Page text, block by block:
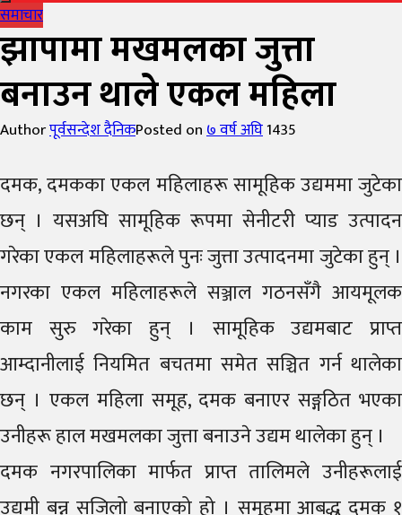
समाचार
झापामा मखमलका जुत्ता
बनाउन थाले एकल महिला
Authorपूर्वसन्देश दैनिकPosted on७ वर्ष अघि1435
दमक, दमकका एकल महिलाहरू सामूहिक उद्यममा जुटेका
छन् । यसअघि सामूहिक रूपमा सेनीटरी प्याड उत्पादन
गरेका एकल महिलाहरूले पुनः जुत्ता उत्पादनमा जुटेका हुन् ।
नगरका एकल महिलाहरूले सञ्जाल गठनसँगै आयमूलक
काम सुरु गरेका हुन् । सामूहिक उद्यमबाट प्राप्त
आम्दानीलाई नियमित बचतमा समेत सञ्चित गर्न थालेका
छन् । एकल महिला समूह, दमक बनाएर सङ्गठित भएका
उनीहरू हाल मखमलका जुत्ता बनाउने उद्यम थालेका हुन् ।
दमक नगरपालिका मार्फत प्राप्त तालिमले उनीहरूलाई
उद्यमी बन्न सजिलो बनाएको हो । समूहमा आबद्ध दमक १